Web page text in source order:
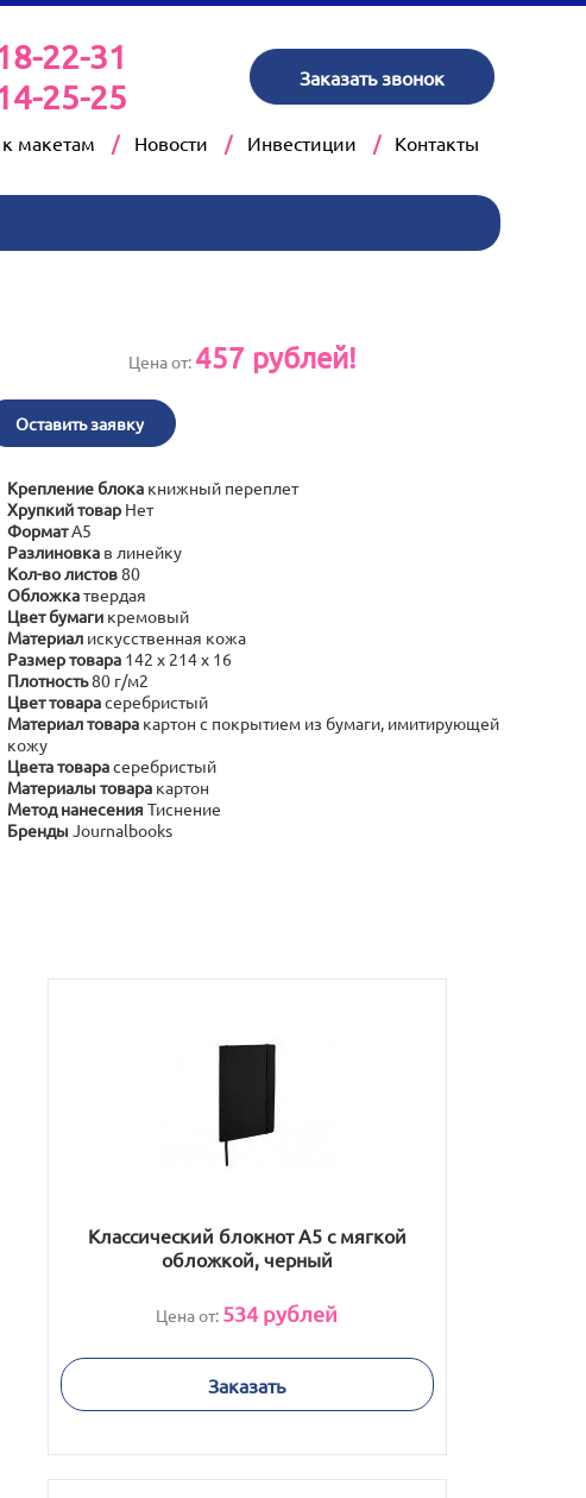
22-31
25-25
Заказать звонок
макетам Новости Инвестиции Контакты
Цена от: 457 рублей!
Оставить заявку
Крепление блока книжный переплет
Хрупкий товар Нет
ФорматА5
Разлиновка в линейку
Кол-во листов80
Обложкатвердая
Цвет бумаги кремовый
Материал искусственная кожа
Размер товара 142 х 214 х 16
Плотность80 г/м2
Цвет товарасеребристый
Материал товара картон с покрытием из бумаги, имитирующей
кожу
Цвета товарасеребристый
Материалы товара картон
Метод нанесения Тиснение
Бренды Journalbooks
Классический блокнот А5 с мягкой
обложкой, черный
Цена от: 534рублей
Заказать